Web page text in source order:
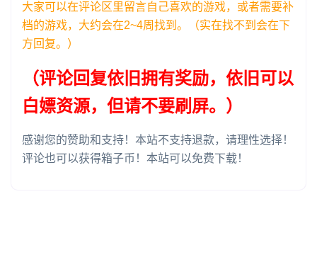
大家可以在评论区里留言自己喜欢的游戏，或者需要补
档的游戏，大约会在2~4周找到。（实在找不到会在下
方回复。）
（评论回复依旧拥有奖励，依旧可以
白嫖资源，但请不要刷屏。）
感谢您的赞助和支持！本站不支持退款，请理性选择！
评论也可以获得箱子币！本站可以免费下载！